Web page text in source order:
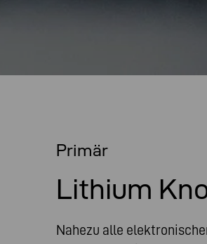
Primär
Lithium
Nahezu alle